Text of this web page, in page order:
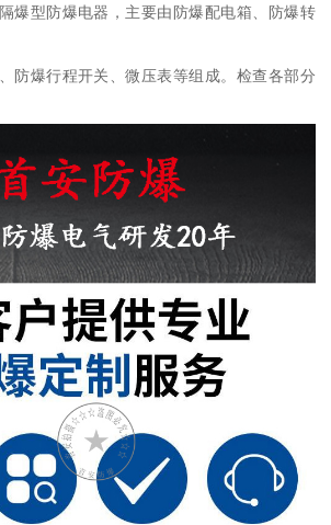
爆型防爆电器，主要由防爆配电箱、防爆转
防爆行程开关、微压表等组成。检查各部分